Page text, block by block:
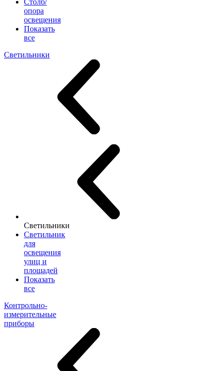
Столб/
опора
освещения
Показать
все
Светильники
Светильники
Светильник
для
освещения
улиц и
площадей
Показать
все
Контрольно-
измерительные
приборы